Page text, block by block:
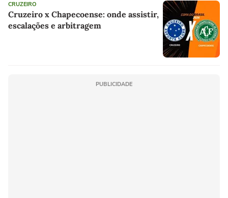
CRUZEIRO
Cruzeiro x Chapecoense: onde assistir,
escalações e arbitragem
PUBLICIDADE